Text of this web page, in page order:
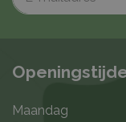
Maandag